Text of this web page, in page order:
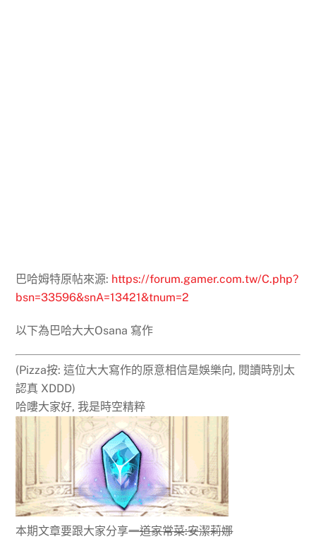
巴哈姆特原帖來源: https://forum.gamer.com.tw/C.php?
bsn=33596&snA=13421&tnum=2
以下為巴哈大大Osana 寫作
(Pizza按: 這位大大寫作的原意相信是娛樂向, 閱讀時別太
認真 XDDD)
哈嘍大家好, 我是時空精粹
本期文章要跟大家分享一道家常菜:安潔莉娜